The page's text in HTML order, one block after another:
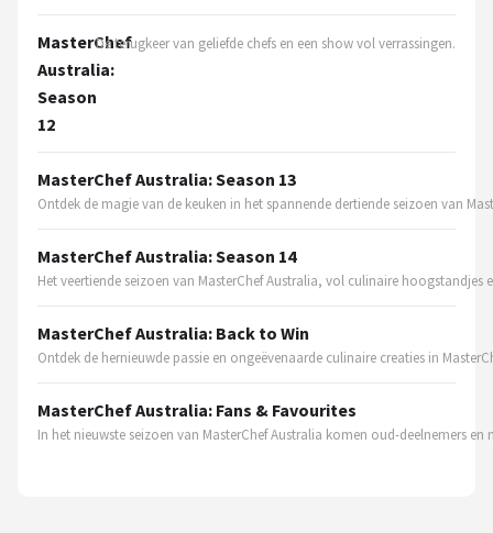
KitchenBrothers
MasterChef
Australia:
Season
12
De terugkeer van geliefde chefs en een show vol verrassingen.
MasterChef Australia: Season 13
Ontdek de magie van de keuken in het spannende dertiende seizoen van
MasterChef Australia: Season 14
Het veertiende seizoen van MasterChef Australia, vol culinaire
MasterChef Australia: Back to Win
Ontdek de hernieuwde passie en ongeëvenaarde culinaire creaties in
MasterChef Australia: Fans & Favourites
In het nieuwste seizoen van MasterChef Australia komen oud-deelnemers